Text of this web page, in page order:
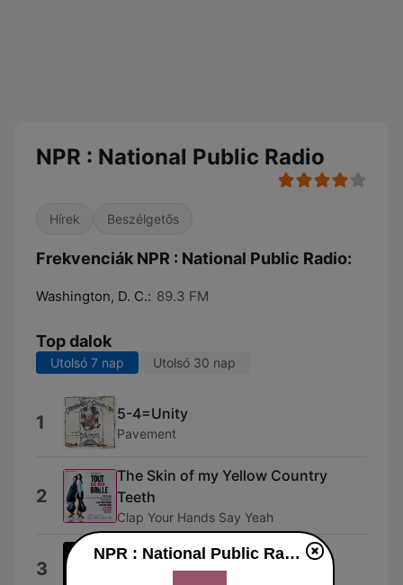
NPR : National Public Radio
Hírek Beszélgetős
Frekvenciák NPR : National Public Radio:
Washington, D. C.: 89.3 FM
Top dalok
Utolsó 7 nap Utolsó 30 nap
1 5-4=Unity
Pavement
2
The Skin of my Yellow Country
Teeth
Clap Your Hands Say Yeah
3 Synthesizer NPR : National Public Radio